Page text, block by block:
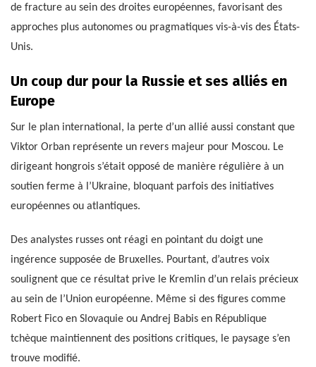
de fracture au sein des droites européennes, favorisant des
approches plus autonomes ou pragmatiques vis-à-vis des États-
Unis.
Un coup dur pour la Russie et ses alliés en
Europe
Sur le plan international, la perte d’un allié aussi constant que
Viktor Orban représente un revers majeur pour Moscou. Le
dirigeant hongrois s’était opposé de manière régulière à un
soutien ferme à l’Ukraine, bloquant parfois des initiatives
européennes ou atlantiques.
Des analystes russes ont réagi en pointant du doigt une
ingérence supposée de Bruxelles. Pourtant, d’autres voix
soulignent que ce résultat prive le Kremlin d’un relais précieux
au sein de l’Union européenne. Même si des figures comme
Robert Fico en Slovaquie ou Andrej Babis en République
tchèque maintiennent des positions critiques, le paysage s’en
trouve modifié.